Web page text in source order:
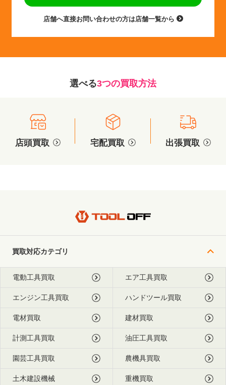
店舗へ直接お問い合わせの方は店舗一覧から
選べる3つの買取方法
店頭買取 宅配買取 出張買取
買取対応カテゴリ
電動工具買取 エア工具買取
エンジン工具買取 ハンドツール買取
電材買取 建材買取
計測工具買取 油圧工具買取
園芸工具買取 農機具買取
土木建設機械 重機買取